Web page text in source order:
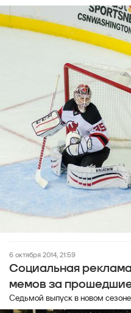
6 октября 2014, 21:59
Социальная
мемов за
Седьмой выпуск в новом